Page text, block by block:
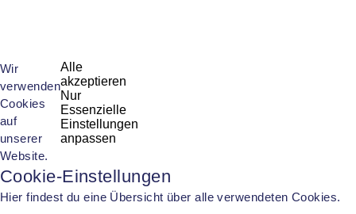
Wir
verwenden
Cookies
auf
unserer
Website.
Alle
akzeptieren
Nur
Essenzielle
Einstellungen
anpassen
Cookie-Einstellungen
Hier findest du eine Übersicht über alle verwendeten Cookies.